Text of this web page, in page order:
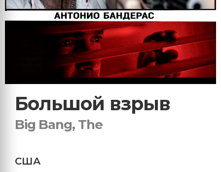
Большой взрыв
Big Bang, The
США